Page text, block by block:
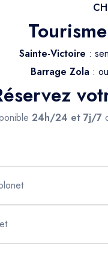
Sainte-Victoire :
Barrage Zola :
24h/24 et 7j/7